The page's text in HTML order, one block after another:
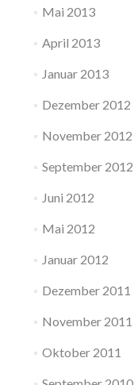
Mai 2013
April 2013
Januar 2013
Dezember 2012
November 2012
September 2012
Juni 2012
Mai 2012
Januar 2012
Dezember 2011
November 2011
Oktober 2011